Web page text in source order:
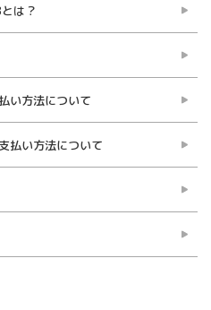
は？
い方法について
払い方法について